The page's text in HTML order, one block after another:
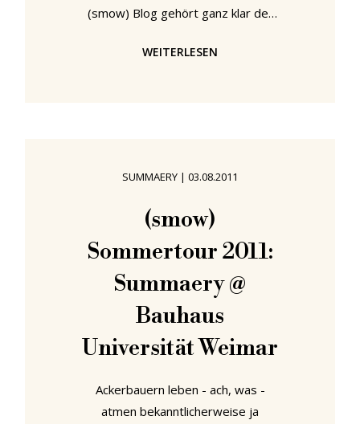
(smow) Blog gehört ganz klar der
x 2m USM Haller Tisch in Empfang
teilen. "Angesichts des Chaos auf
dem Eiermann Tisch", schrie der
schmerzverzogene Ausdruck auf
ihrem Gesicht, "was werden sie erst
WEITERLESEN
SUMMAERY | 03.08.2011
(smow)
Sommertour 2011:
Summaery @
Bauhaus
Universität Weimar
Ackerbauern leben - ach, was -
atmen bekanntlicherweise ja